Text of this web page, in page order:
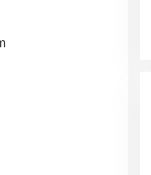
Berpeluang Besar,
Pengamat Politik